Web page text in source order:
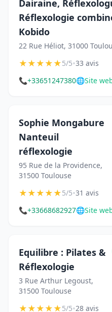
Dairaine,
Réflexologie
Kobido
22 Rue Héliot, 31000
★★★★★5/5•33 avis
📞+33651247380🌐Site
Sophie Mongabure
Nanteuil
réflexologie
95 Rue de la Providence,
31500 Toulouse
★★★★★5/5•31 avis
📞+33668682927🌐Site
Equilibre : Pilates &
Réflexologie
3 Rue Arthur Legoust,
31500 Toulouse
★★★★★5/5•28 avis